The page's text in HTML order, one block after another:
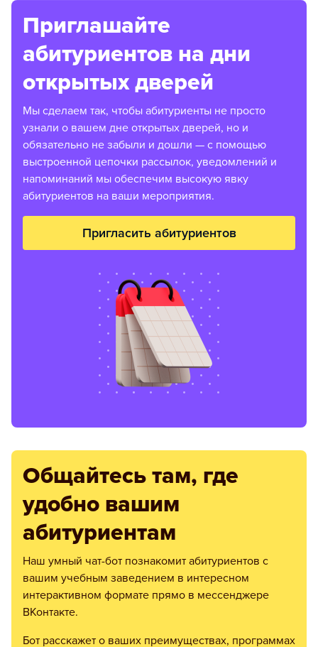
Приглашайте
абитуриентов на дни
открытых дверей
Мы сделаем так, чтобы абитуриенты не просто
узнали о вашем дне открытых дверей, но и
обязательно не забыли и дошли — с помощью
выстроенной цепочки рассылок, уведомлений и
напоминаний мы обеспечим высокую явку
абитуриентов на ваши мероприятия.
Пригласить абитуриентов
Общайтесь там, где
удобно вашим
абитуриентам
Наш умный чат-бот познакомит абитуриентов с
вашим учебным заведением в интересном
интерактивном формате прямо в мессенджере
ВКонтакте.
Бот расскажет о ваших преимуществах, программах